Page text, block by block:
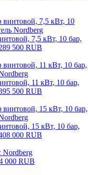
7,5 кВт, 10 бар,
500 RUB
11 кВт, 10 бар,
500 RUB
15 кВт, 10 бар,
000 RUB
000 RUB